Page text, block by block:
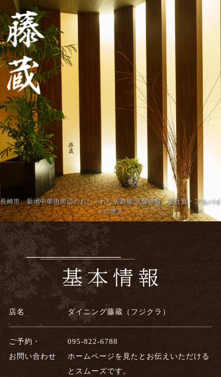
長崎市、新地中華街周辺のおしゃれな居酒屋 店舗情報。正社員・アルバイ
トの求人
店名 ダイニング藤蔵（フジクラ）
ご予約・
お問い合わせ
095-822-6788
ホームページを見たとお伝えいただける
とスムーズです。